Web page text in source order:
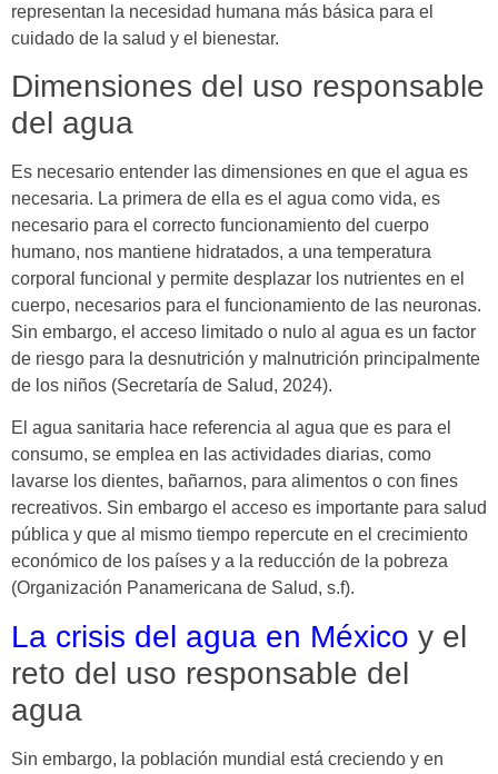
representan la necesidad humana más básica para el
cuidado de la salud y el bienestar.
Dimensiones del uso responsable
del agua
Es necesario entender las dimensiones en que el agua es
necesaria. La primera de ella es el agua como vida, es
necesario para el correcto funcionamiento del cuerpo
humano, nos mantiene hidratados, a una temperatura
corporal funcional y permite desplazar los nutrientes en el
cuerpo, necesarios para el funcionamiento de las neuronas.
Sin embargo, el acceso limitado o nulo al agua es un factor
de riesgo para la desnutrición y malnutrición principalmente
de los niños (Secretaría de Salud, 2024).
El agua sanitaria hace referencia al agua que es para el
consumo, se emplea en las actividades diarias, como
lavarse los dientes, bañarnos, para alimentos o con fines
recreativos. Sin embargo el acceso es importante para salud
pública y que al mismo tiempo repercute en el crecimiento
económico de los países y a la reducción de la pobreza
(Organización Panamericana de Salud, s.f).
La crisis del agua en México y el
reto del uso responsable del
agua
Sin embargo, la población mundial está creciendo y en